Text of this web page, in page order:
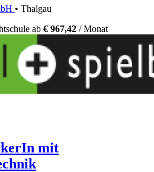
• Thalgau
ab € 967,42 / Monat
mit